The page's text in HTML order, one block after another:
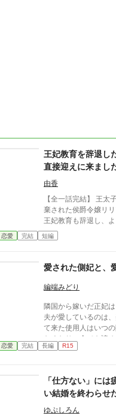
王妃教育を辞退し
直接迎えに来まし
王太子ではなく国
由香
【全一話完結】 王太子の心変わりによって婚約を破
棄された侯爵令嬢リリアーナ。 十年
王妃教育も辞退し、
た。 ところが数日後、侯爵家を訪れたのは国王陛下
本人。 「王妃教育を辞退されると困る。私の妃にな
失い、選ばれたのは
これは、年上国王に
妃になるまでの逆転ラ
恋愛 完結 短編
愛された側妃と、
編端みどり
隣国から嫁いだ正妃
夫が愛しているのは、
て来た使用人はいつ
なくなり、全てを諦
が産まれたと知った
り、夫を切り捨てると決めた。 ※
掲載中 ※ 『※』があ
を重視している世界
恋愛 完結 長編 R15
「仕方ない」には
い結婚を終わらせ
っていました～
ゆぷしろん